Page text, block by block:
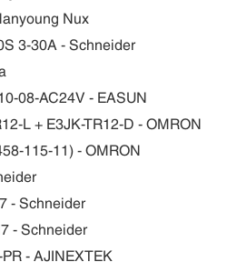
Nux
3-30A - Schneider
08-AC24V - EASUN
L + E3JK-TR12-D - OMRON
115-11) - OMRON
- Schneider
- Schneider
- AJINEXTEK